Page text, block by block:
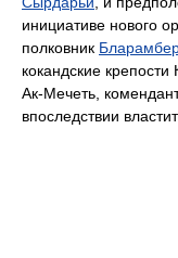
инициативе нового
полковник
кокандские
Ак-Мечеть,
впоследствии